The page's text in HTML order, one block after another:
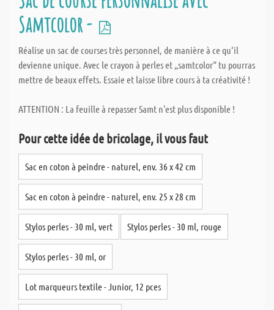
Samtcolor -
Réalise un sac de courses très personnel, de manière à ce qu‘il
devienne unique. Avec le crayon à perles et „samtcolor“ tu pourras
mettre de beaux effets. Essaie et laisse libre cours à ta créativité !
ATTENTION : La feuille à repasser Samt n'est plus disponible !
Pour cette idée de bricolage, il vous faut
Sac en coton à peindre - naturel, env. 36 x 42 cm
Sac en coton à peindre - naturel, env. 25 x 28 cm
Stylos perles - 30 ml, vert Stylos perles - 30 ml, rouge
Stylos perles - 30 ml, or
Lot marqueurs textile - Junior, 12 pces